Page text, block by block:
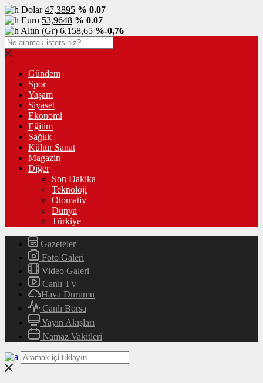
Dolar47,3895 % 0.07
Euro 53,9648 % 0.07
Altın (Gr) 6.158,65 %-0,76
Gündem
Spor
Yaşam
Siyaset
Ekonomi
Eğitim
Sağlık
Kültür Sanat
Magazin
Diğer
Son Dakika
Teknoloji
Otomativ
Dünya
Türkiye
Gazeteler
Foto Galeri
Video Galeri
Canlı TV
Hava Durumu
Canlı Borsa
Yayın Akışları
Namaz Vakitleri